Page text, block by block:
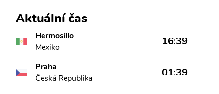
Aktuální čas
Hermosillo
Mexiko
16:39
Praha
Česká Republika
01:39